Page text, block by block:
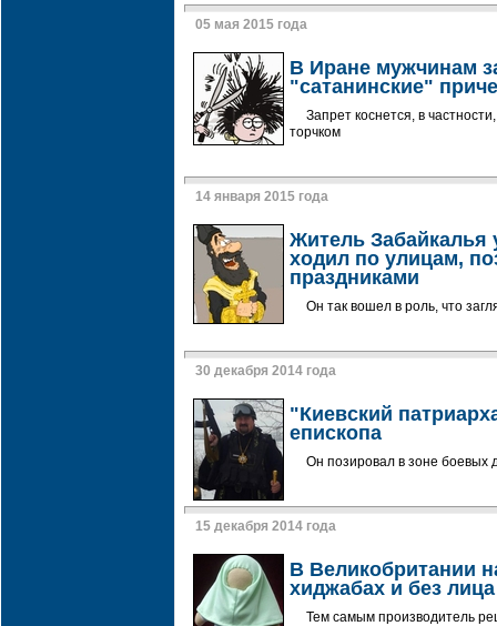
05 мая 2015 года
В Иране мужчинам
"сатанинские"
Запрет коснется, в
торчком
14 января 2015 года
Житель Забайкалья
ходил по улицам,
праздниками
Он так вошел в роль, что
30 декабря 2014 года
"Киевский
епископа
Он позировал в зоне боевых
15 декабря 2014 года
В Великобритании
хиджабах и без лица
Тем самым производитель